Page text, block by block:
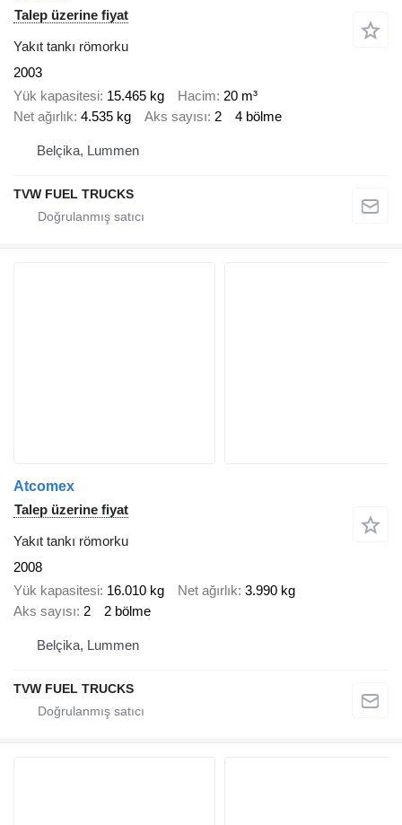
Talep üzerine fiyat
Yakıt tankı römorku
2003
Yük kapasitesi 15.465 kg Hacim 20 m³
Net ağırlık 4.535 kg Aks sayısı 2 4 bölme
Belçika, Lummen
TVW FUEL TRUCKS
Atcomex
Talep üzerine fiyat
Yakıt tankı römorku
2008
Yük kapasitesi 16.010 kg Net ağırlık 3.990 kg
Aks sayısı 2 2 bölme
Belçika, Lummen
TVW FUEL TRUCKS